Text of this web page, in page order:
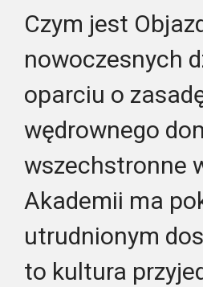
Czym jest
nowoczesnych
oparciu o
wędrownego
wszechstronne
Akademii ma
utrudnionym
to kultura